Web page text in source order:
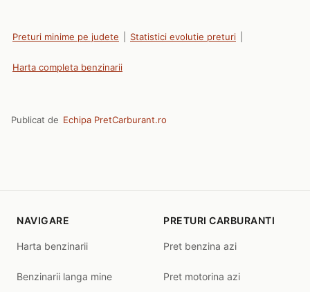
Preturi minime pe judete Statistici evolutie preturi
Harta completa benzinarii
Publicat de Echipa PretCarburant.ro
NAVIGARE
Harta benzinarii
Benzinarii langa mine
PRETURI CARBURANTI
Pret benzina azi
Pret motorina azi